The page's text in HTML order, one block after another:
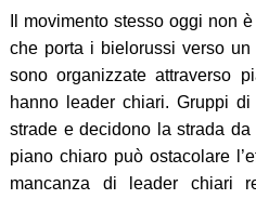
Il movimento stesso oggi non
che porta i bielorussi verso
sono organizzate attraverso
hanno leader chiari. Gruppi
strade e decidono la strada
piano chiaro può ostacolare
mancanza di leader chiari